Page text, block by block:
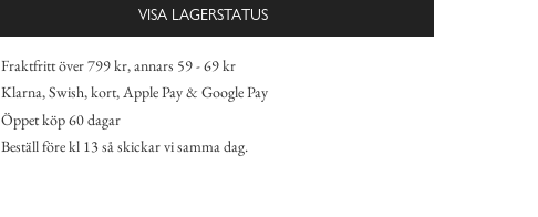
VISA LAGERSTATUS
Fraktfritt över 799 kr, annars 59 - 69 kr
Klarna, Swish, kort, Apple Pay & Google Pay
Öppet köp 60 dagar
Beställ före kl 13 så skickar vi samma dag.